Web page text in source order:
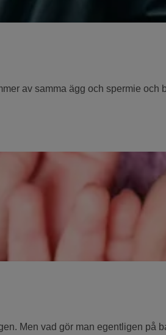
av samma ägg och spermie och
Men vad gör man egentligen på